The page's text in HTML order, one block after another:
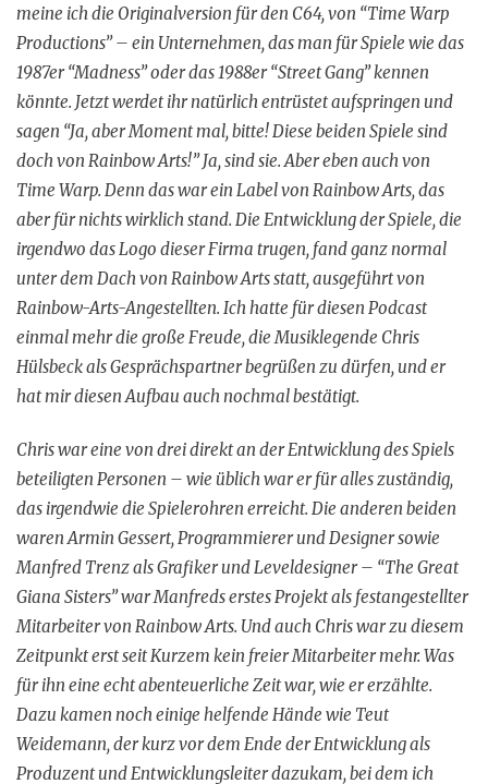
meine ich die Originalversion für den C64, von “Time Warp
Productions” – ein Unternehmen, das man für Spiele wie das
1987er “Madness” oder das 1988er “Street Gang” kennen
könnte. Jetzt werdet ihr natürlich entrüstet aufspringen und
sagen “Ja, aber Moment mal, bitte! Diese beiden Spiele sind
doch von Rainbow Arts!” Ja, sind sie. Aber eben auch von
Time Warp. Denn das war ein Label von Rainbow Arts, das
aber für nichts wirklich stand. Die Entwicklung der Spiele, die
irgendwo das Logo dieser Firma trugen, fand ganz normal
unter dem Dach von Rainbow Arts statt, ausgeführt von
Rainbow-Arts-Angestellten. Ich hatte für diesen Podcast
einmal mehr die große Freude, die Musiklegende Chris
Hülsbeck als Gesprächspartner begrüßen zu dürfen, und er
hat mir diesen Aufbau auch nochmal bestätigt.
Chris war eine von drei direkt an der Entwicklung des Spiels
beteiligten Personen – wie üblich war er für alles zuständig,
das irgendwie die Spielerohren erreicht. Die anderen beiden
waren Armin Gessert, Programmierer und Designer sowie
Manfred Trenz als Grafiker und Leveldesigner – “The Great
Giana Sisters” war Manfreds erstes Projekt als festangestellter
Mitarbeiter von Rainbow Arts. Und auch Chris war zu diesem
Zeitpunkt erst seit Kurzem kein freier Mitarbeiter mehr. Was
für ihn eine echt abenteuerliche Zeit war, wie er erzählte.
Dazu kamen noch einige helfende Hände wie Teut
Weidemann, der kurz vor dem Ende der Entwicklung als
Produzent und Entwicklungsleiter dazukam, bei dem ich